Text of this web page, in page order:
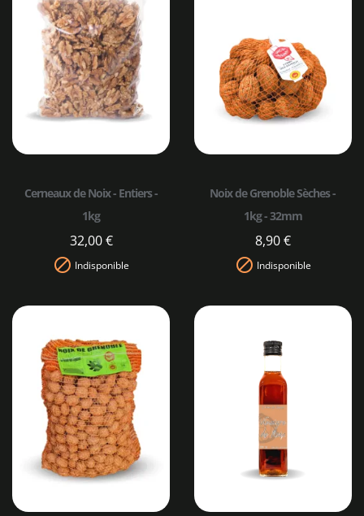
Cerneaux de Noix - Entiers -
1kg
32,00 €
 Indisponible
Noix de Grenoble Sèches -
1kg - 32mm
8,90 €
 Indisponible